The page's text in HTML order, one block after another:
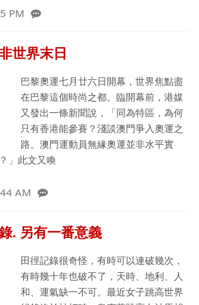
PM
世界末日
巴黎奧運七月廿六日開幕，世界焦點盡
在巴黎這個時尚之都。臨開幕前，港媒
又發出一條新聞說，「同為特區，為何
只有香港能參賽？淺談澳門爭入奧運之
路。澳門運動員無緣奧運並非水平實
」此文又喚
AM
. 另有一番意義
田徑記錄很奇怪，有時可以連破幾次，
有時幾十年也破不了，天時、地利、人
和、運氣缺一不可。最近女子跳高世界